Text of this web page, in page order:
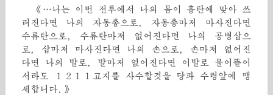
《…나는 이번 전투에서 나의 몸이 흉탄에 맞아 쓰
러진다면 나의 자동총으로, 자동총마저 마사진다면
수류탄으로, 수류탄마저 없어진다면 나의 공병삽으
로, 삽마저 마사진다면 나의 손으로, 손마저 없어진
다면 나의 발로, 발마저 없어진다면 이발로 물어뜯어
서라도 １２１１고지를 사수할것을 당과 수령앞에 맹
세합니다.》